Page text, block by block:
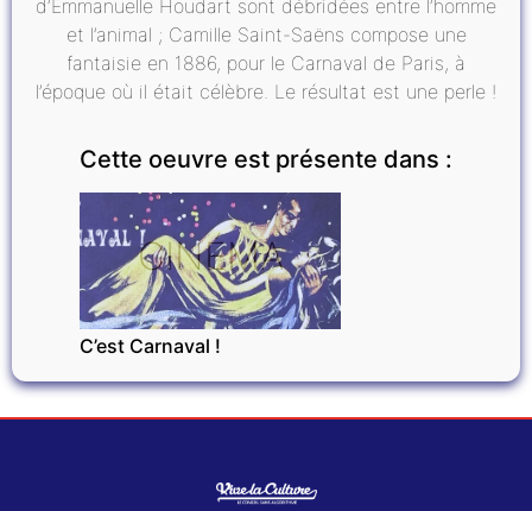
d’Emmanuelle Houdart sont débridées entre l’homme
et l’animal ; Camille Saint-Saëns compose une
fantaisie en 1886, pour le Carnaval de Paris, à
l’époque où il était célèbre. Le résultat est une perle !
Cette oeuvre est présente dans :
CINÉMA
C’est Carnaval !